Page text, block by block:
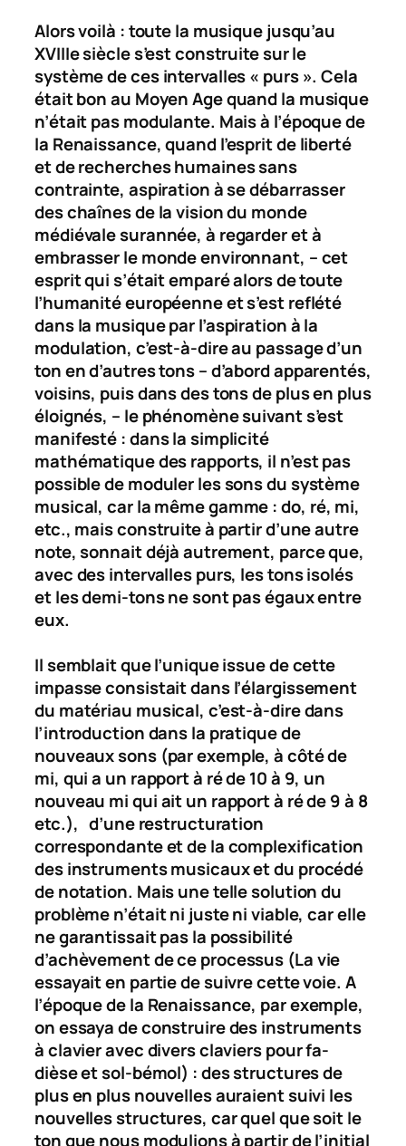
Alors voilà : toute la musique jusqu’au
XVIIIe siècle s’est construite sur le
système de ces intervalles « purs ». Cela
était bon au Moyen Age quand la musique
n’était pas modulante. Mais à l’époque de
la Renaissance, quand l’esprit de liberté
et de recherches humaines sans
contrainte, aspiration à se débarrasser
des chaînes de la vision du monde
médiévale surannée, à regarder et à
embrasser le monde environnant, – cet
esprit qui s’était emparé alors de toute
l’humanité européenne et s’est reflété
dans la musique par l’aspiration à la
modulation, c’est-à-dire au passage d’un
ton en d’autres tons – d’abord apparentés,
voisins, puis dans des tons de plus en plus
éloignés, – le phénomène suivant s’est
manifesté : dans la simplicité
mathématique des rapports, il n’est pas
possible de moduler les sons du système
musical, car la même gamme :do, ré, mi,
etc., mais construite à partir d’une autre
note, sonnait déjà autrement, parce que,
avec des intervalles purs, les tons isolés
et les demi-tons ne sont pas égaux entre
eux.
Il semblait que l’unique issue de cette
impasse consistait dans l’élargissement
du matériau musical, c’est-à-dire dans
l’introduction dans la pratique de
nouveaux sons (par exemple, à côté de
mi, qui a un rapport à ré de 10 à 9, un
nouveau mi qui ait un rapport à ré de 9 à 8
etc.), d’une restructuration
correspondante et de la complexification
des instruments musicaux et du procédé
de notation. Mais une telle solution du
problème n’était ni juste ni viable, car elle
ne garantissait pas la possibilité
d’achèvement de ce processus (La vie
essayait en partie de suivre cette voie. A
l’époque de la Renaissance, par exemple,
on essaya de construire des instruments
à clavier avec divers claviers pour fa-
dièse et sol-bémol) : des structures de
plus en plus nouvelles auraient suivi les
nouvelles structures, car quel que soit le
ton que nous modulions à partir de l’initial